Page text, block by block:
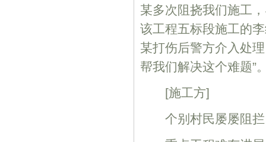
某多次阻挠我们施工
该工程五标段施工的
某打伤后警方介入处
帮我们解决这个难题”
[施工方]
个别村民屡屡阻拦